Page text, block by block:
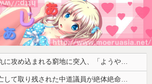
反斎藤知事派が本丸に攻め込まれる窮地に突入、「ようやく反撃のターンやね」と手際の良さに感心する人が続出中
某週刊誌が完全逃亡して取り残された中道議員が絶体絶命の窮地、「今度は宏池会に矛先を向けたか……」と節操の無さに呆れる人が続出